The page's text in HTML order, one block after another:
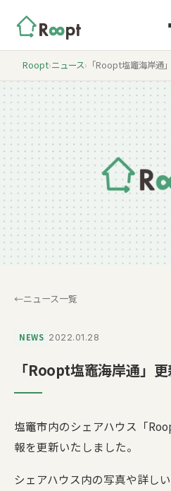
Roopt›ニュース› 「Roopt塩竈海岸通
ニュース一覧
NEWS 2022.01.28
「Roopt塩竈海岸通」
塩竈市内のシェアハウス「
報を更新いたしました。
シェアハウス内の写真や詳し